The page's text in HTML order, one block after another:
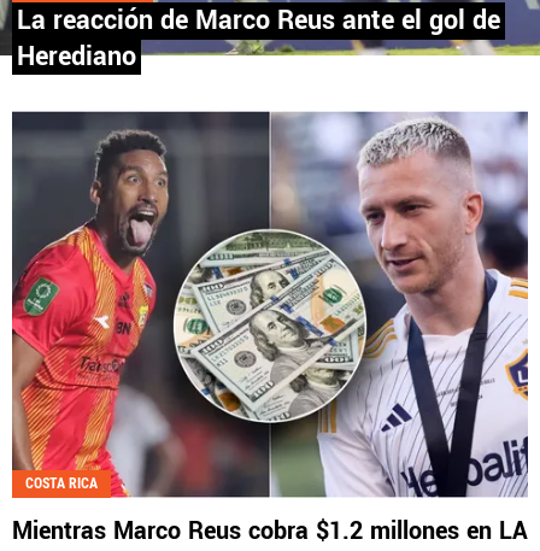
La reacción de Marco Reus ante el gol de
Herediano
COSTA RICA
Mientras Marco Reus cobra $1.2 millones en LA